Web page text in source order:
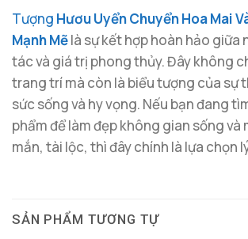
Tượng Hươu Uyển Chuyển Hoa Mai
Mạnh Mẽlà sự kết hợp hoàn hảo giữa
tác và giá trị phong thủy. Đây không
trang trí mà còn là biểu tượng của sự
sức sống và hy vọng. Nếu bạn đang
phẩm để làm đẹp không gian sống và
mắn, tài lộc, thì đây chính là lựa chọn
SẢN PHẨM TƯƠNG TỰ